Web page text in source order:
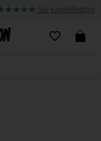
Stor kundetilfredshed